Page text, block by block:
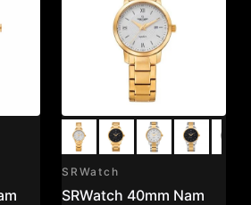
SRWatch
SRWatch 40mm Nam